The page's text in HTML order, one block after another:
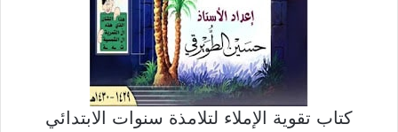
كتاب تقوية الإملاء لتلامذة سنوات الابتدائي